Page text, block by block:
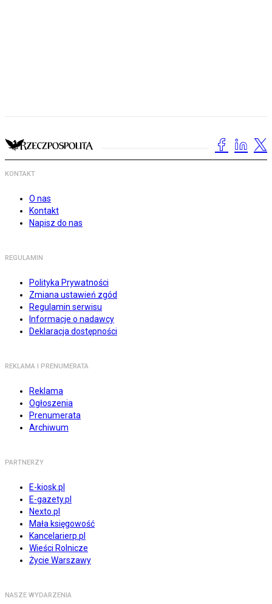
KONTAKT
O nas
Kontakt
Napisz do nas
REGULAMIN
Polityka Prywatności
Zmiana ustawień zgód
Regulamin serwisu
Informacje o nadawcy
Deklaracja dostępności
REKLAMA I PRENUMERATA
Reklama
Ogłoszenia
Prenumerata
Archiwum
PARTNERZY
E-kiosk.pl
E-gazety.pl
Nexto.pl
Mała księgowość
Kancelarierp.pl
Wieści Rolnicze
Życie Warszawy
NASZE WYDARZENIA